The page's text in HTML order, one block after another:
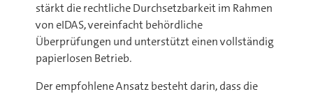
stärkt die rechtliche Durchsetzbarkeit im Rahmen
von eIDAS, vereinfacht behördliche
Überprüfungen und unterstützt einen vollständig
papierlosen Betrieb.
Der empfohlene Ansatz besteht darin, dass die